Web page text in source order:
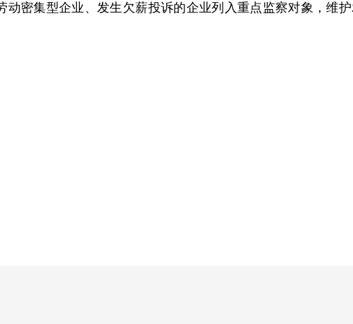
动密集型企业、发生欠薪投诉的企业列入重点监察对象，维